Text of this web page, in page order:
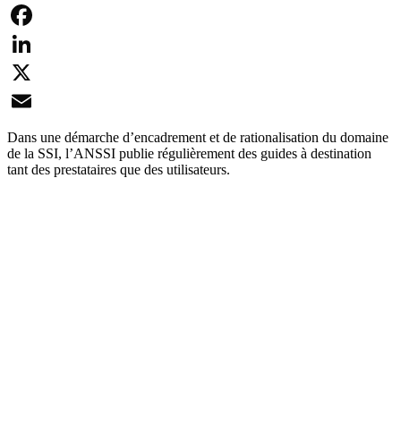
Facebook
LinkedIn
X
Email
Dans une démarche d’encadrement et de rationalisation du domaine
de la SSI, l’ANSSI publie régulièrement des guides à destination
tant des prestataires que des utilisateurs.